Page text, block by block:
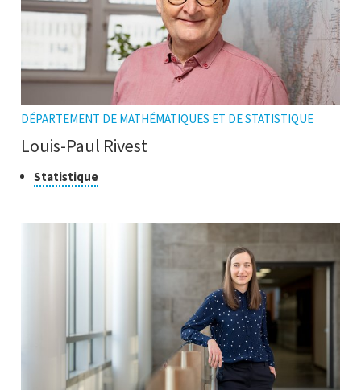
DÉPARTEMENT DE MATHÉMATIQUES ET DE STATISTIQUE
Louis-Paul Rivest
Classe
StatistiqueCliquer
l'infobulle